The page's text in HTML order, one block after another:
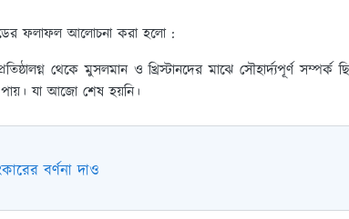
ফলাফল আলোচনা করা হলো :
থেকে মুসলমান ও খ্রিস্টানদের মাঝে সৌহার্দ্যপূর্ণ
পায়। যা আজো শেষ হয়নি।
বর্ণনা দাও